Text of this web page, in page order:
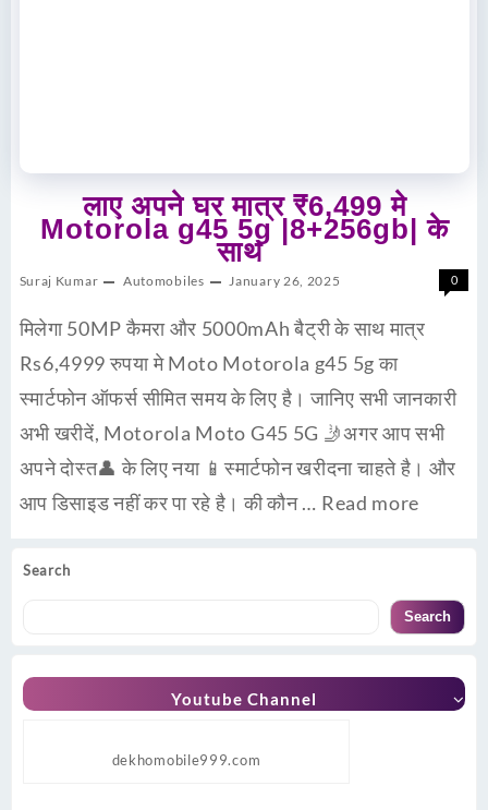
Search
Search
Youtube Channel
dekhomobile999.com
लाए अपने घर मात्र ₹6,499 मे
Motorola g45 5g |8+256gb| के
साथ
Suraj Kumar Automobiles January 26, 2025 0
मिलेगा 50MP कैमरा और 5000mAh बैट्री के साथ मात्र
Rs6,4999 रुपया मे Moto Motorola g45 5g का
स्मार्टफोन ऑफर्स सीमित समय के लिए है। जानिए सभी जानकारी
अभी खरीदें, Motorola Moto G45 5G 🤳अगर आप सभी
अपने दोस्त👤 के लिए नया 📱स्मार्टफोन खरीदना चाहते है। और
आप डिसाइड नहीं कर पा रहे है। की कौन … Read more